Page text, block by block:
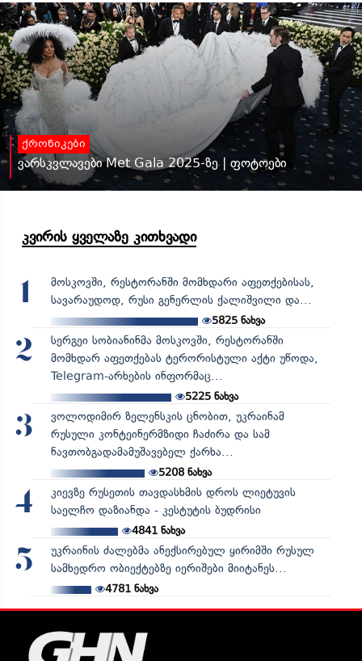
ქრონიკები
ვარსკვლავები Met Gala 2025-ზე | ფოტოები
კვირის ყველაზე კითხვადი
1
მოსკოვში, რესტორანში მომხდარი აფეთქებისას,
სავარაუდოდ, რუსი გენერლის ქალიშვილი და...
5825 ნახვა
2
სერგეი სობიანინმა მოსკოვში, რესტორანში
მომხდარ აფეთქებას ტერორისტული აქტი უწოდა,
Telegram-არხების ინფორმაც...
5225ნახვა
3
ვოლოდიმირ ზელენსკის ცნობით, უკრაინამ
რუსული კონტეინერმზიდი ჩაძირა და სამ
ნავთობგადამამუშავებელ ქარხა...
5208ნახვა
4
კიევზე რუსეთის თავდასხმის დროს ლიეტუვის
საელჩო დაზიანდა - კესტუტის ბუდრისი
4841ნახვა
5
უკრაინის ძალებმა ანექსირებულ ყირიმში რუსულ
სამხედრო ობიექტებზე იერიშები მიიტანეს...
4781ნახვა